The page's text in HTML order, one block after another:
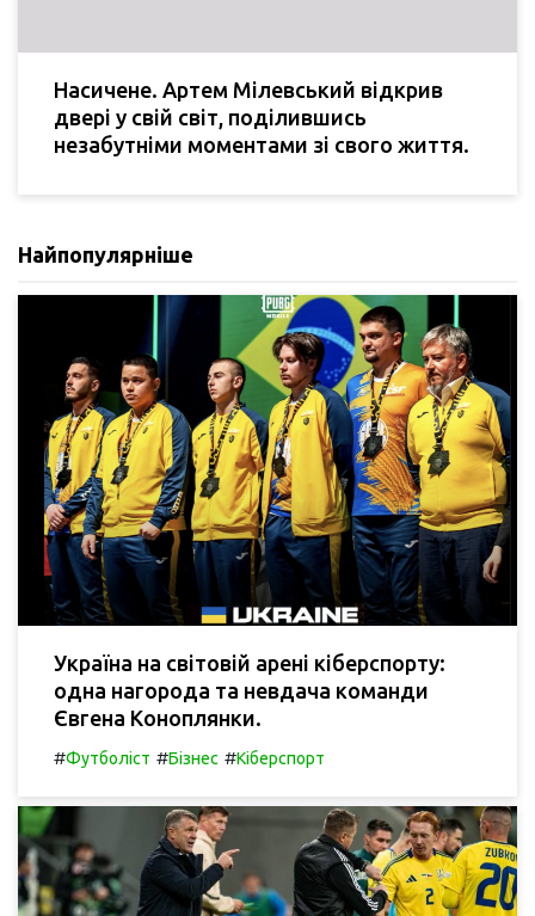
Насичене. Артем Мілевський відкрив
двері у свій світ, поділившись
незабутніми моментами зі свого життя.
Найпопулярніше
Україна на світовій арені кіберспорту:
одна нагорода та невдача команди
Євгена Коноплянки.
#Футболіст #Бізнес #Кіберспорт